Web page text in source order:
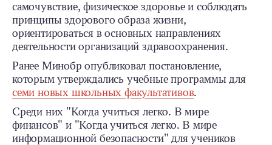
самочувствие, физическое здоровье и соблюдать
принципы здорового образа жизни,
ориентироваться в основных направлениях
деятельности организаций здравоохранения.
Ранее Минобр опубликовал постановление,
которым утверждались учебные программы для
семи новых школьных факультативов.
Среди них "Когда учиться легко. В мире
финансов" и "Когда учиться легко. В мире
информационной безопасности" для учеников